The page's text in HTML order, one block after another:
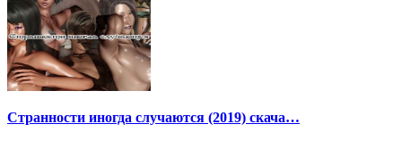
Странности иногда случаются (2019) скача…